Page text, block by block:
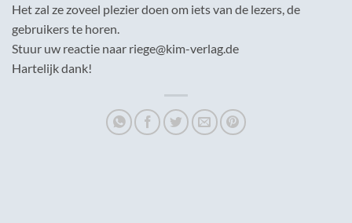
Het zal ze zoveel plezier doen om iets van de lezers, de
gebruikers te horen.
Stuur uw reactie naar riege@kim-verlag.de
Hartelijk dank!